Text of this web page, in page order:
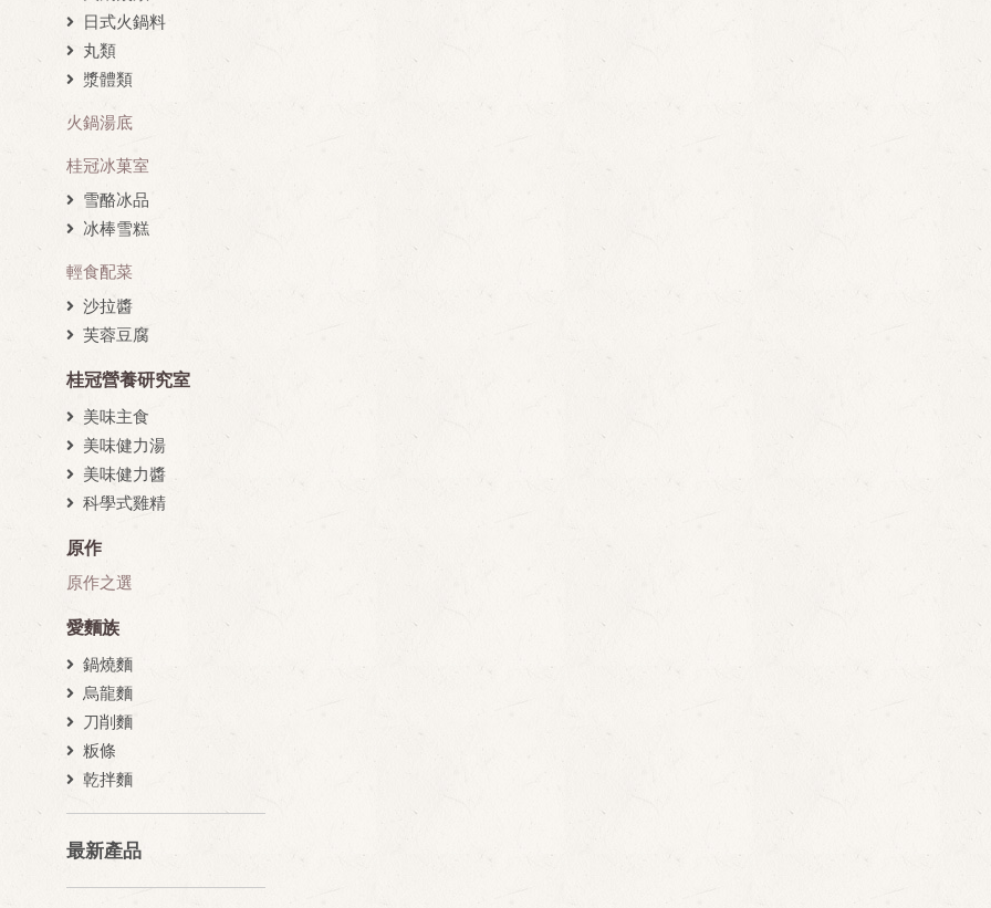
日式火鍋料
丸類
漿體類
火鍋湯底
桂冠冰菓室
雪酪冰品
冰棒雪糕
輕食配菜
沙拉醬
芙蓉豆腐
桂冠營養研究室
美味主食
美味健力湯
美味健力醬
科學式雞精
原作
原作之選
愛麵族
鍋燒麵
烏龍麵
刀削麵
粄條
乾拌麵
最新產品